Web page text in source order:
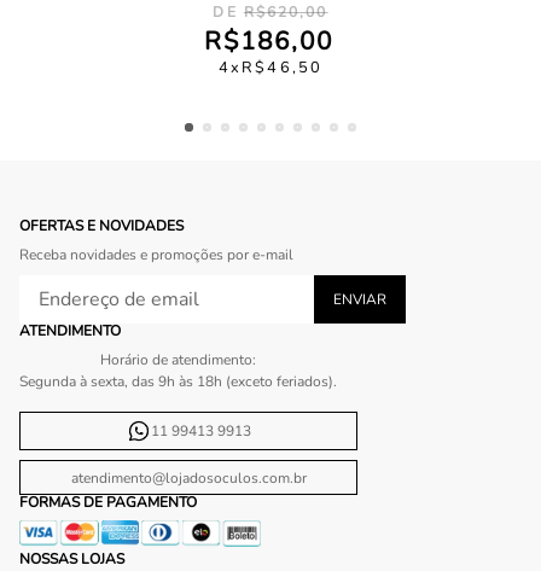
R$620,00
R$186,00
4 R$46,50
OFERTAS E NOVIDADES
Receba novidades e promoções por e-mail
ATENDIMENTO
Horário de atendimento:
Segunda à sexta, das 9h às 18h (exceto feriados).
11 99413 9913
atendimento@lojadosoculos.com.br
FORMAS DE PAGAMENTO
NOSSAS LOJAS